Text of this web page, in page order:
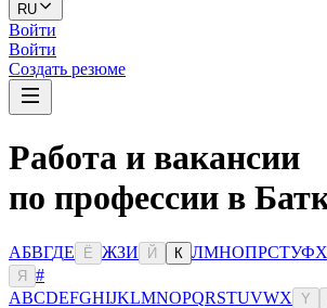
RU
Войти
Войти
Создать резюме
Работа и вакансии
по профессии в
АБВГДЕ Ё ЖЗИ Й К ЛМНОПРСТУФХ
Я
#
ABCDEFGHIJKLMNOPQRSTUVWX Y